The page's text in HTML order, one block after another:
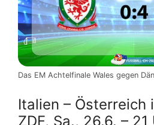
Das EM Achtelfinale Wales gegen
Italien – Österreich
ZDF, Sa., 26.6. – 21